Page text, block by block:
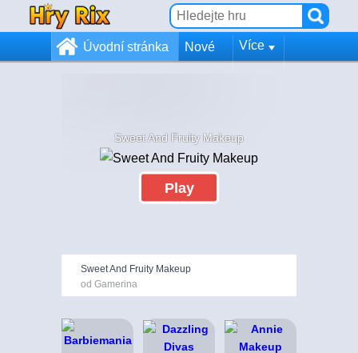
Úvodní stránka Nové Více
Sweet And Fruity Makeup
Play
Sweet And Fruity Makeup
od Gamerina